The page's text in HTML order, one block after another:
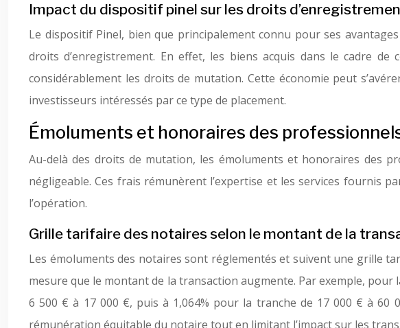
Impact du dispositif pinel sur les droits
Le dispositif Pinel, bien que principalement connu pour ses
droits d’enregistrement. En effet, les biens acquis dans le cadre
considérablement les droits de mutation. Cette économie peut
investisseurs intéressés par ce type de placement.
Émoluments et honoraires des
Au-delà des droits de mutation, les émoluments et honoraires des
négligeable. Ces frais rémunèrent l’expertise et les services fournis
l’opération.
Grille tarifaire des notaires selon le montant de la
Les émoluments des notaires sont réglementés et suivent une grille
mesure que le montant de la transaction augmente. Par exemple, pour
6 500 € à 17 000 €, puis à 1,064% pour la tranche de 17 000 € à
rémunération équitable du notaire tout en limitant l’impact sur les